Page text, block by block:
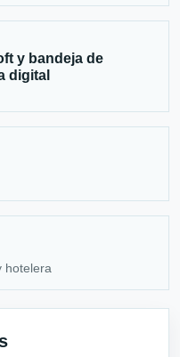
y bandeja de
digital
hotelera